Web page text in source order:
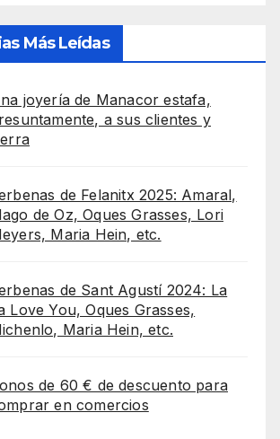
Más Leídas
joyería de Manacor estafa,
a sus clientes y
de Felanitx 2025: Amaral,
de Oz, Oques Grasses, Lori
Maria Hein, etc.
de Sant Agustí 2024: La
Love You, Oques Grasses,
Maria Hein, etc.
de 60 € de descuento para
en comercios